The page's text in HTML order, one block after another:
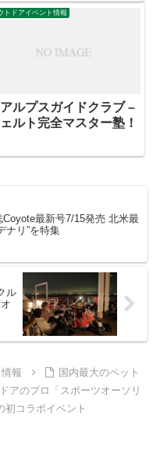
トドアイベント情報
ルプスガイドクラブ –
ルト完全マスター塾！
Coyote最新号7/15発売 北米最
ナリ”を特集
ル
報
国内最大のペット
アのプロ「スポーツオーソリ
初コラボイベント